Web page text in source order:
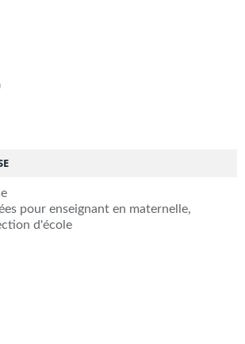
pour enseignant en maternelle,
d'école